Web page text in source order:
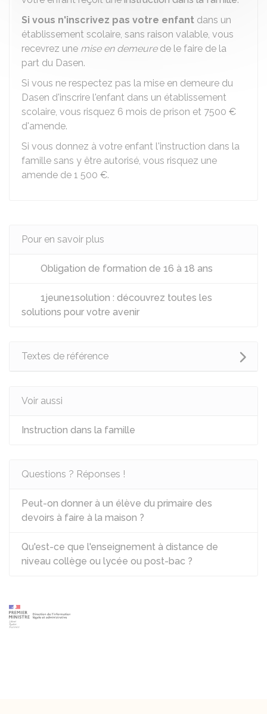
Si vous n'inscrivez pas votre enfant dans un
établissement scolaire, sans raison valable, vous
recevrez une mise en demeurede le faire de la
part du Dasen.
Si vous ne respectez pas la mise en demeure du
Dasen d'inscrire l'enfant dans un établissement
scolaire, vous risquez 6 mois de prison et 7500 €
d'amende.
Si vous donnez à votre enfant l'instruction dans la
famille sans y être autorisé, vous risquez une
amende de 1 500 €.
Pour en savoir plus
Obligation de formation de 16 à 18 ans
1jeune1solution : découvrez toutes les
solutions pour votre avenir
Textes de référence
Voir aussi
Instruction dans la famille
Questions ? Réponses !
Peut-on donner à un élève du primaire des
devoirs à faire à la maison ?
Qu'est-ce que l'enseignement à distance de
niveau collège ou lycée ou post-bac ?